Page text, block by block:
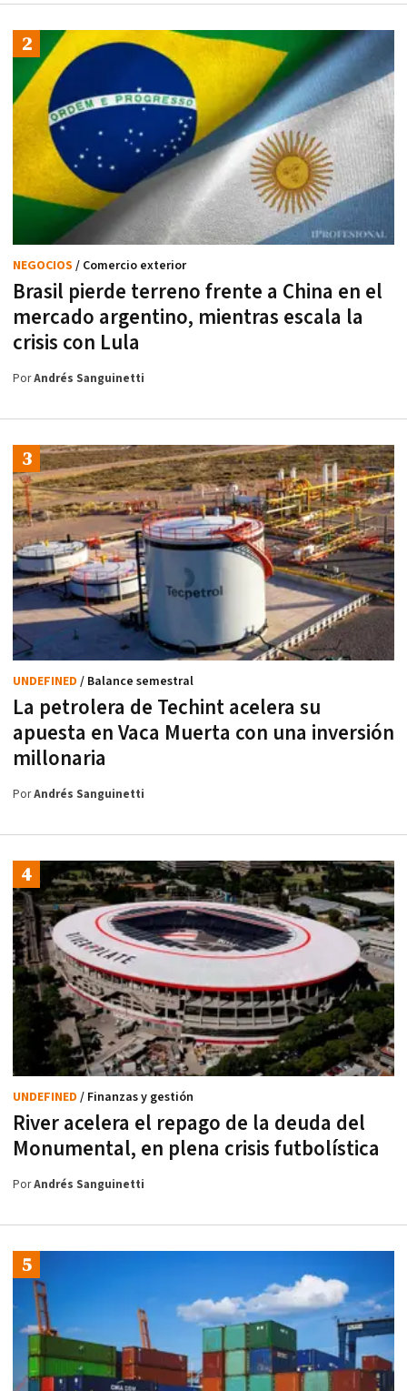
Brasil pierde terreno frente a China en el
mercado argentino, mientras escala la
crisis con Lula
NEGOCIOS / Comercio exterior
PorAndrés Sanguinetti
La petrolera de Techint acelera su
apuesta en Vaca Muerta con una inversión
millonaria
UNDEFINED / Balance semestral
PorAndrés Sanguinetti
River acelera el repago de la deuda del
Monumental, en plena crisis futbolística
UNDEFINED / Finanzas y gestión
PorAndrés Sanguinetti